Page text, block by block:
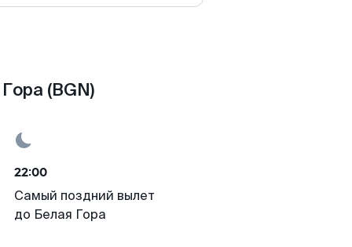
(BGN)
22:00
Самый поздний вылет
до Белая Гора